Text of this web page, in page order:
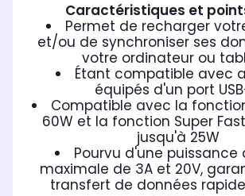
Caractéristiques et
Permet de recharger
et/ou de synchroniser ses
votre ordinateur ou
Étant compatible avec
équipés d'un port
Compatible avec la
60W et la fonction Super
jusqu'à 25W
Pourvu d'une puissance
maximale de 3A et 20V,
transfert de données